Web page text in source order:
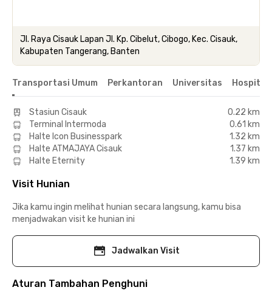
Jl. Raya Cisauk Lapan Jl. Kp. Cibelut, Cibogo, Kec. Cisauk,
Kabupaten Tangerang, Banten
Transportasi Umum Perkantoran Universitas Hospital
Stasiun Cisauk
0.22 km
Terminal Intermoda
0.61 km
Halte Icon Businesspark
1.32 km
Halte ATMAJAYA Cisauk
1.37 km
Halte Eternity
1.39 km
Visit Hunian
Jika kamu ingin melihat hunian secara langsung, kamu bisa
menjadwakan visit ke hunian ini
Jadwalkan Visit
Aturan Tambahan Penghuni